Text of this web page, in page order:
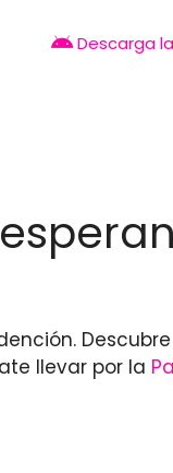
Descarga
llevar por la